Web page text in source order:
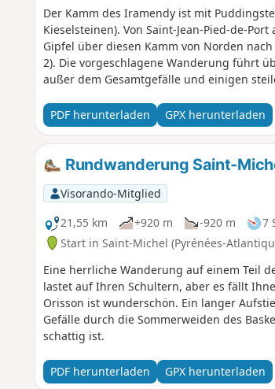
Der Kamm des Iramendy ist mit
Kieselsteinen). Von Saint-Jean-Pied-de-
Gipfel über diesen Kamm von Norden
2). Die vorgeschlagene Wanderung führt
außer dem Gesamtgefälle und einigen
PDF herunterladen
GPX herunterladen
Rundwanderung Saint-
Visorando-Mitglied
21,55 km
+920 m -920 m 7
Start in Saint-Michel (Pyrénées-
Eine herrliche Wanderung auf einem Teil
lastet auf Ihren Schultern, aber es fällt
Orisson ist wunderschön. Ein langer
Gefälle durch die Sommerweiden des
schattig ist.
PDF herunterladen GPX herunterladen